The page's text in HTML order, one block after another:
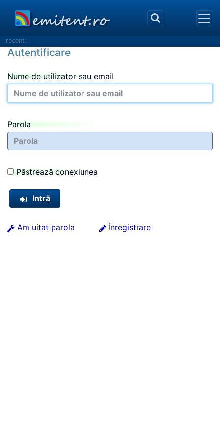
recent:
Autentificare
Nume de utilizator sau email
Parola
Păstrează conexiunea
Intră
Am uitat parola Înregistrare